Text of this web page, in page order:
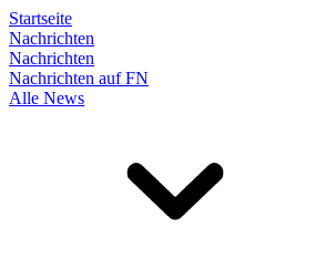
Startseite
Nachrichten
Nachrichten
Nachrichten auf FN
Alle News